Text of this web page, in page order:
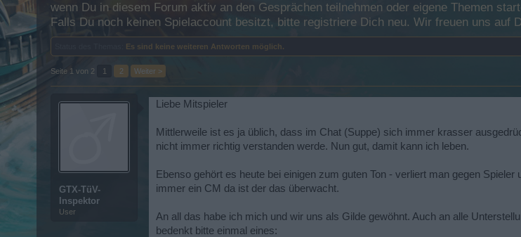
wenn Du in diesem Forum aktiv an den Gesprächen teilnehmen oder eigene Themen
Falls Du noch keinen Spielaccount besitzt, bitte registriere Dich neu. Wir freuen uns auf
Es sind keine weiteren Antworten möglich.
Seite 1 von 2 1 2 Weiter >
GTX-TüV-
Inspektor
User
Liebe Mitspieler
Mittlerweile ist es ja üblich, dass im Chat (Suppe) sich immer krasser
nicht immer richtig verstanden werde. Nun gut, damit kann ich leben.
Ebenso gehört es heute bei einigen zum guten Ton - verliert man gegen
immer ein CM da ist der das überwacht.
An all das habe ich mich und wir uns als Gilde gewöhnt. Auch an alle
bedenkt bitte einmal eines: